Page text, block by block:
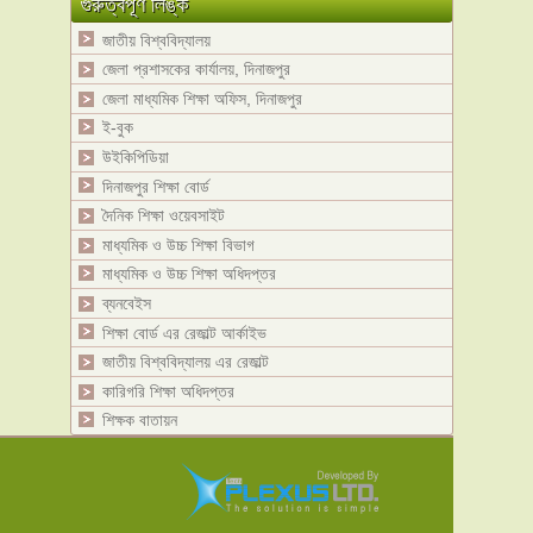
জাতীয় বিশ্ববিদ্যালয়
জেলা প্রশাসকের কার্যালয়, দিনাজপুর
জেলা মাধ্যমিক শিক্ষা অফিস, দিনাজপুর
ই-বুক
উইকিপিডিয়া
দিনাজপুর শিক্ষা বোর্ড
দৈনিক শিক্ষা ওয়েবসাইট
মাধ্যমিক ও উচ্চ শিক্ষা বিভাগ
মাধ্যমিক ও উচ্চ শিক্ষা অধিদপ্তর
ব্যনবেইস
শিক্ষা বোর্ড এর রেজাল্ট আর্কাইভ
জাতীয় বিশ্ববিদ্যালয় এর রেজাল্ট
কারিগরি শিক্ষা অধিদপ্তর
শিক্ষক বাতায়ন